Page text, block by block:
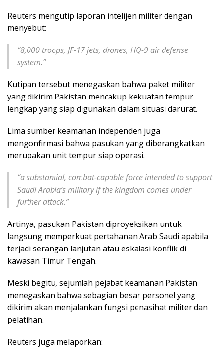
Reuters mengutip laporan intelijen militer dengan
menyebut:
“8,000 troops, JF-17 jets, drones, HQ-9 air defense
system.”
Kutipan tersebut menegaskan bahwa paket militer
yang dikirim Pakistan mencakup kekuatan tempur
lengkap yang siap digunakan dalam situasi darurat.
Lima sumber keamanan independen juga
mengonfirmasi bahwa pasukan yang diberangkatkan
merupakan unit tempur siap operasi.
“a substantial, combat-capable force intended to support
Saudi Arabia’s military if the kingdom comes under
further attack.”
Artinya, pasukan Pakistan diproyeksikan untuk
langsung memperkuat pertahanan Arab Saudi apabila
terjadi serangan lanjutan atau eskalasi konflik di
kawasan Timur Tengah.
Meski begitu, sejumlah pejabat keamanan Pakistan
menegaskan bahwa sebagian besar personel yang
dikirim akan menjalankan fungsi penasihat militer dan
pelatihan.
Reuters juga melaporkan: